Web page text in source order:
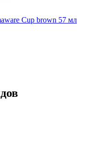
Cup brown 57 мл